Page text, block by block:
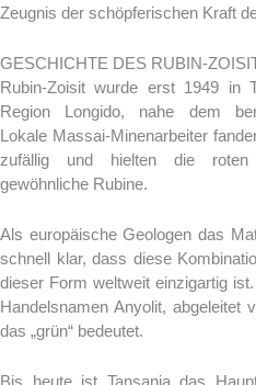
Zeugnis der schöpferischen Kraft
GESCHICHTE DES RUBIN-
Rubin-Zoisit wurde erst 1949 in
Region Longido, nahe dem
Lokale Massai-Minenarbeiter
zufällig und hielten die
gewöhnliche Rubine.
Als europäische Geologen das
schnell klar, dass diese
dieser Form weltweit einzigartig
Handelsnamen Anyolit, abgeleitet
das „grün“ bedeutet.
Bis heute ist Tansania das